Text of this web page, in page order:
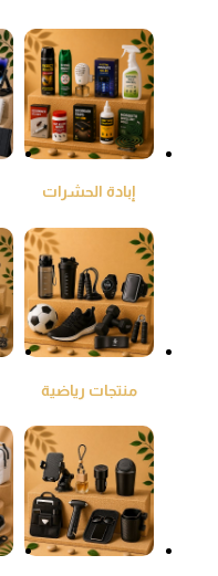
إبادة الحشرات
منتجات رياضية